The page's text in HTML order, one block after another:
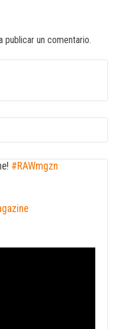
publicar un comentario.
#RAWmgzn